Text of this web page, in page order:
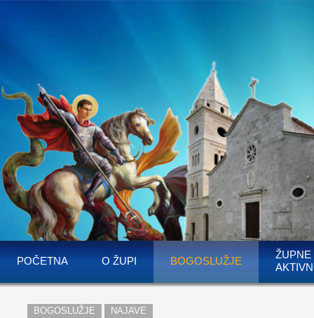
POČETNA O ŽUPI BOGOSLUŽJE
ŽUPNE
BOGOSLUŽJE NAJAVE